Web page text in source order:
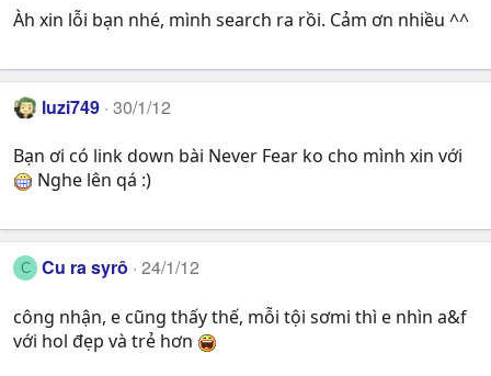
Àh xin lỗi bạn nhé, mình search ra rồi. Cảm ơn nhiều ^^
luzi749 30/1/12
Bạn ơi có link down bài Never Fear ko cho mình xin với
Nghe lên qá :)
C Cu ra syrô 24/1/12
công nhận, e cũng thấy thế, mỗi tội sơmi thì e nhìn a&f
với hol đẹp và trẻ hơn